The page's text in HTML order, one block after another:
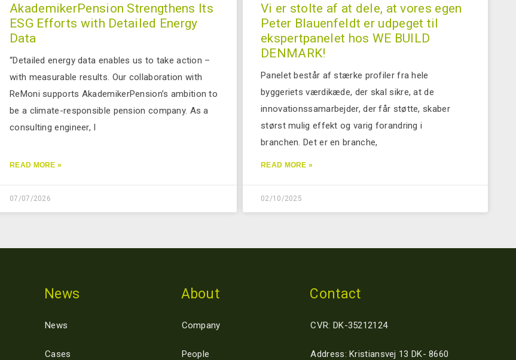
AkademikerPension Strengthens Its
ESG Efforts with Detailed Energy
Data
“Detailed energy data enables us to take action –
with measurable results. Our collaboration with
ReMoni supports AkademikerPension’s ambition to
be a climate-responsible pension company. As a
consulting engineer, I
READ MORE »
07/07/2026
Vi er stolte af at dele, at vores egen
Peter Blauenfeldt er udpeget til
ekspertpanelet hos WE BUILD
DENMARK!
Panelet består af stærke profiler fra hele
byggeriets værdikæde, der skal sikre, at de
innovationssamarbejder, der får støtte, skaber
størst mulig effekt og varig forandring i
branchen. Det er en branche,
READ MORE »
02/10/2025
News
News
Cases
About
Company
People
Contact
CVR: DK-35212124
Address: Kristiansvej 13 DK- 8660